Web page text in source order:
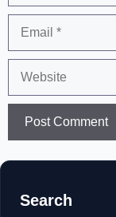
Search